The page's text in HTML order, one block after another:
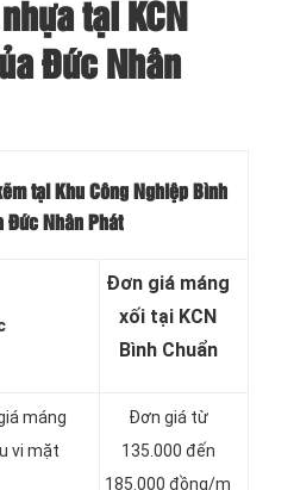
tại KCN
Đức Nhân
tại Khu Công Nghiệp Bình
Đức Nhân Phát
Đơn giá máng
xối tại KCN
Bình Chuẩn
máng
vi mặt
Đơn giá từ
135.000 đến
185.000 đồng/m